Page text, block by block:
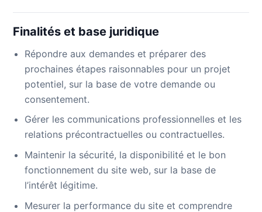
Finalités et base juridique
Répondre aux demandes et préparer des
prochaines étapes raisonnables pour un projet
potentiel, sur la base de votre demande ou
consentement.
Gérer les communications professionnelles et les
relations précontractuelles ou contractuelles.
Maintenir la sécurité, la disponibilité et le bon
fonctionnement du site web, sur la base de
l’intérêt légitime.
Mesurer la performance du site et comprendre